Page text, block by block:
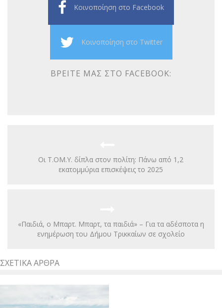
Κοινοποίηση στο Facebook
Κοινοποίηση στο Twitter
ΒΡΕΊΤΕ ΜΑΣ ΣΤΟ FACEBOOK:
Οι Τ.ΟΜ.Υ. δίπλα στον πολίτη: Πάνω από 1,2
εκατομμύρια επισκέψεις το 2025
«Παιδιά, ο Μπαρτ. Μπαρτ, τα παιδιά» – Για τα αδέσποτα η
ενημέρωση του Δήμου Τρικκαίων σε σχολείο
ΣΧΕΤΙΚΆ ΆΡΘΡΑ